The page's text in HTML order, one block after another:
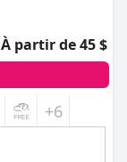
À partir de 45 $
+6